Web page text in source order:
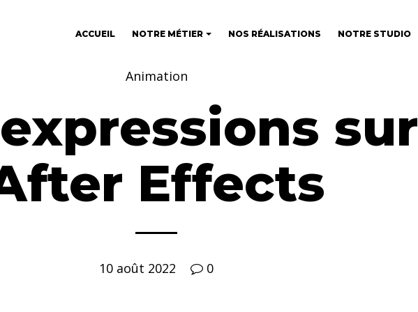
ACCUEIL NOTRE MÉTIER NOS RÉALISATIONS NOTRE STUDIO
Animation
sur
Effects
10 août 2022 0